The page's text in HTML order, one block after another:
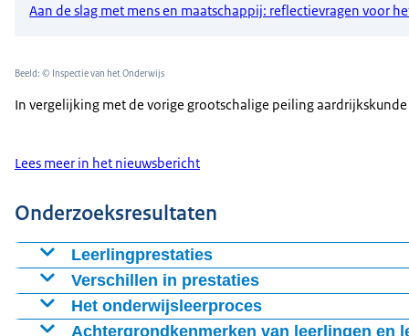
Aan de slag met mens en maatschappij: reflectievragen voor
Beeld: © Inspectie van het Onderwijs
In vergelijking met de vorige grootschalige peiling
Lees meer in het nieuwsbericht
Onderzoeksresultaten
Leerlingprestaties
Verschillen in prestaties
Het onderwijsleerproces
Achtergrondkenmerken van leerlingen en